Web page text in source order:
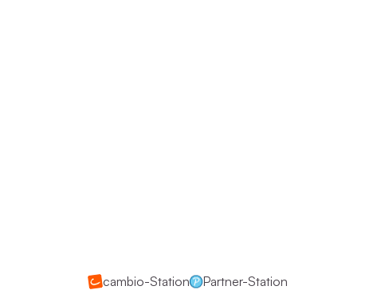
cambio-Station Partner-Station